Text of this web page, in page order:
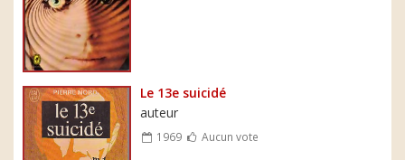
Le 13e suicidé
auteur
1969 Aucun vote